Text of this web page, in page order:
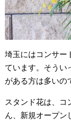
埼玉にはコンサー
ています。そうい
がある方は多いの
スタンド花は、コ
ん、新規オープン